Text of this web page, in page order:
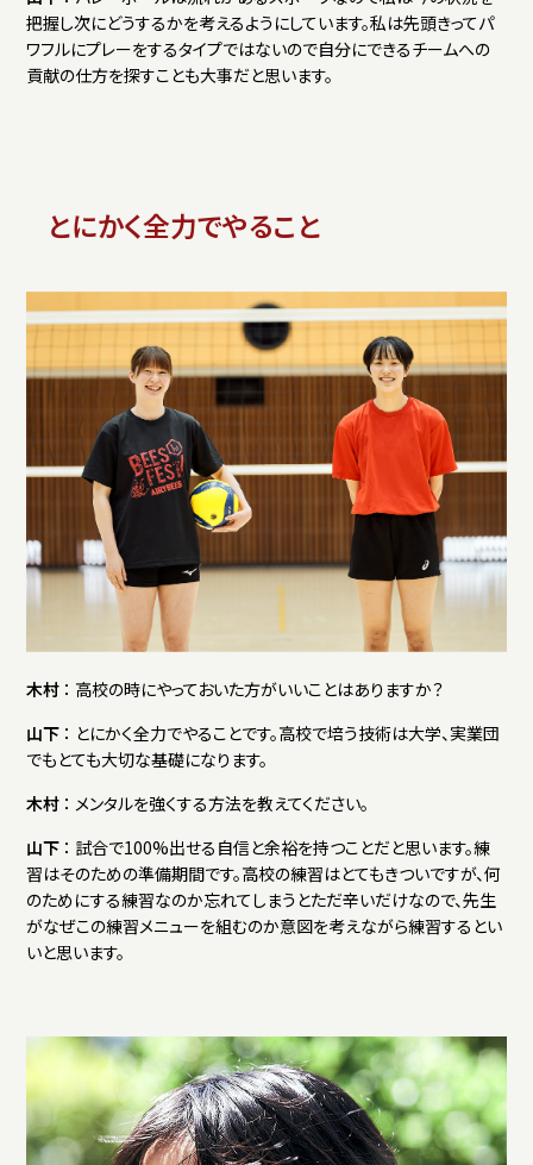
把握し次にどうするかを考えるようにしています。私は先頭きってパ
ワフルにプレーをするタイプではないので自分にできるチームへの
貢献の仕方を探すことも大事だと思います。
とにかく全力でやること
木村 ： 高校の時にやっておいた方がいいことはありますか？
山下 ： とにかく全力でやることです。高校で培う技術は大学、実業団
でもとても大切な基礎になります。
木村 ： メンタルを強くする方法を教えてください。
山下 ： 試合で100%出せる自信と余裕を持つことだと思います。練
習はそのための準備期間です。高校の練習はとてもきついですが、何
のためにする練習なのか忘れてしまうとただ辛いだけなので、先生
がなぜこの練習メニューを組むのか意図を考えながら練習するとい
いと思います。